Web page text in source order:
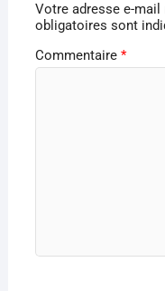
Votre adresse e-mail
obligatoires sont
Commentaire *